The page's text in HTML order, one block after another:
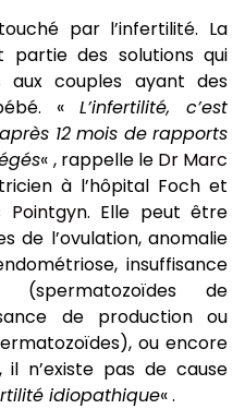
par l’infertilité. La
partie des solutions qui
aux couples ayant des
« L’infertilité, c’est
12 mois de rapports
« , rappelle le Dr Marc
à l’hôpital Foch et
Pointgyn. Elle peut être
de l’ovulation, anomalie
insuffisance
(spermatozoïdes de
de production ou
ou encore
il n’existe pas de cause
idiopathique« .